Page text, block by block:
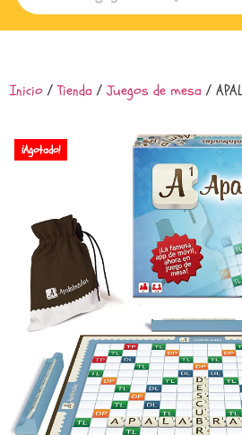
Inicio /Tienda /Juegos de mesa /
¡Agotado!